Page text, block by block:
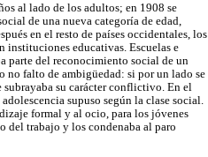
al lado de los adultos; en 1908 se
de una nueva categoría de edad,
en el resto de países occidentales, los
instituciones educativas. Escuelas e
parte del reconocimiento social de un
no falto de ambigüedad: si por un lado se
su carácter conflictivo. En el
supuso según la clase social.
formal y al ocio, para los jóvenes
del trabajo y los condenaba al paro